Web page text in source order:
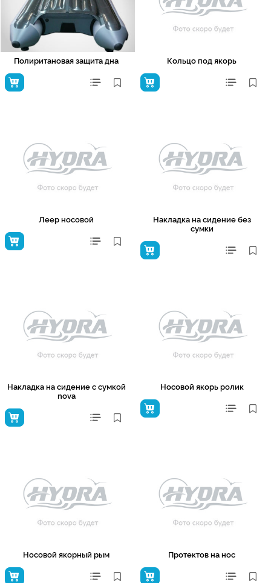
Полиритановая защита дна Кольцо под якорь
Леер носовой
Накладка на сидение без
сумки
Накладка на сидение с сумкой
nova
Носовой якорь ролик
Носовой якорный рым Протектов на нос